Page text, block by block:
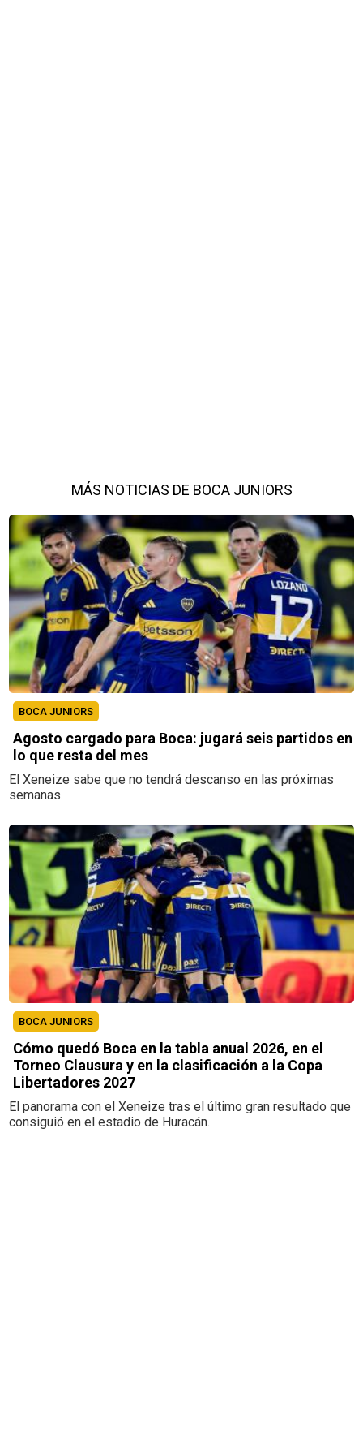
MÁS NOTICIAS DE BOCA JUNIORS
BOCA JUNIORS
Agosto cargado para Boca: jugará seis partidos en
lo que resta del mes
El Xeneize sabe que no tendrá descanso en las próximas
semanas.
BOCA JUNIORS
Cómo quedó Boca en la tabla anual 2026, en el
Torneo Clausura y en la clasificación a la Copa
Libertadores 2027
El panorama con el Xeneize tras el último gran resultado que
consiguió en el estadio de Huracán.